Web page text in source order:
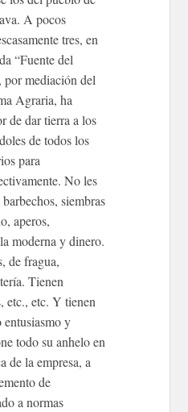
A pocos
tres, en
“Fuente del
por mediación del
Agraria, ha
de dar tierra a los
de todos los
para
No les
siembras
aperos,
moderna y dinero.
de fragua,
Tienen
etc., etc. Y tienen
y
todo su anhelo en
de la empresa, a
de
a normas